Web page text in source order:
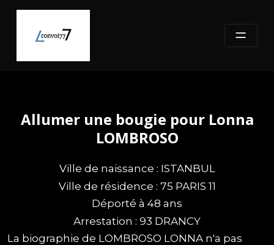
content
Allumer une bougie pour Lonna
LOMBROSO
Ville de naissance : ISTANBUL
Ville de résidence : 75 PARIS 11
Déporté à 48 ans
Arrestation : 93 DRANCY
La biographie de LOMBROSO LONNA n'a pas